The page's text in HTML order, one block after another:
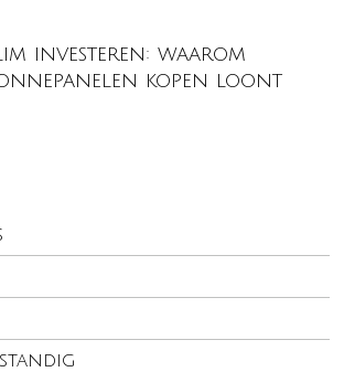
investeren: waarom
kopen loont